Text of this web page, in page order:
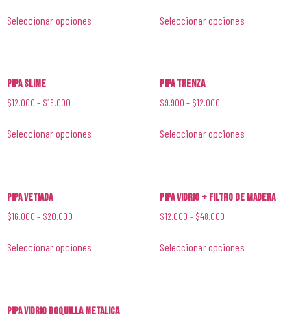
Seleccionar opciones Seleccionar opciones
Pipa Slime
$12.000 – $16.000
Seleccionar opciones
Pipa Trenza
$9.900 – $12.000
Seleccionar opciones
Pipa Vetiada
$16.000 – $20.000
Seleccionar opciones
Pipa Vidrio + Filtro de Madera
$12.000 – $48.000
Seleccionar opciones
Pipa Vidrio Boquilla Metalica